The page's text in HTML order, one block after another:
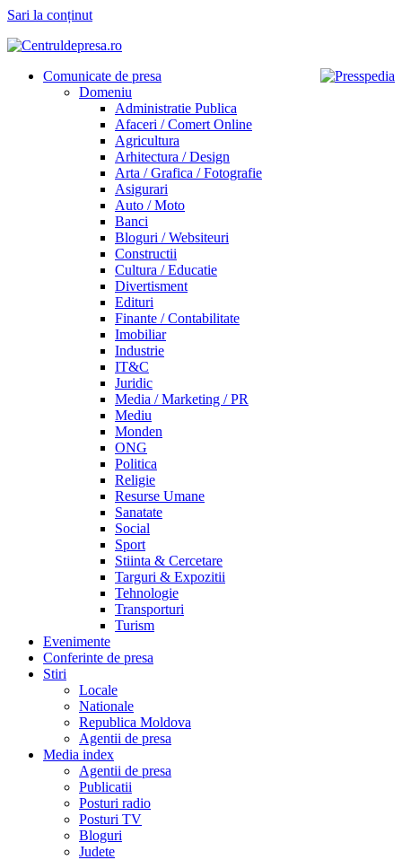
Sari la conținut
Comunicate de presa
Domeniu
Administratie Publica
Afaceri / Comert Online
Agricultura
Arhitectura / Design
Arta / Grafica / Fotografie
Asigurari
Auto / Moto
Banci
Bloguri / Websiteuri
Constructii
Cultura / Educatie
Divertisment
Edituri
Finante / Contabilitate
Imobiliar
Industrie
IT&C
Juridic
Media / Marketing / PR
Mediu
Monden
ONG
Politica
Religie
Resurse Umane
Sanatate
Social
Sport
Stiinta & Cercetare
Targuri & Expozitii
Tehnologie
Transporturi
Turism
Evenimente
Conferinte de presa
Stiri
Locale
Nationale
Republica Moldova
Agentii de presa
Media index
Agentii de presa
Publicatii
Posturi radio
Posturi TV
Bloguri
Judete